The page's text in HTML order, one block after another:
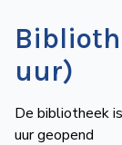
NVBS
uur)
De bibliotheek
uur geopend